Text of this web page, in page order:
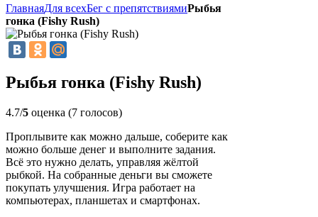
ГлавнаяДля всехБег с препятствиямиРыбья
гонка (Fishy Rush)
Рыбья гонка (Fishy Rush)
4.7/5 оценка (7 голосов)
Проплывите как можно дальше, соберите как
можно больше денег и выполните задания.
Всё это нужно делать, управляя жёлтой
рыбкой. На собранные деньги вы сможете
покупать улучшения. Игра работает на
компьютерах, планшетах и смартфонах.